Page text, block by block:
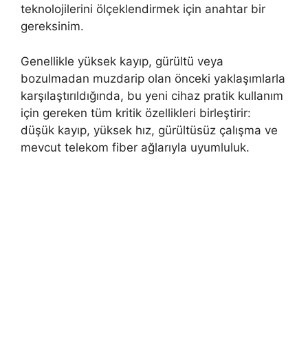
teknolojilerini ölçeklendirmek için anahtar bir
gereksinim.
Genellikle yüksek kayıp, gürültü veya
bozulmadan muzdarip olan önceki yaklaşımlarla
karşılaştırıldığında, bu yeni cihaz pratik kullanım
için gereken tüm kritik özellikleri birleştirir:
düşük kayıp, yüksek hız, gürültüsüz çalışma ve
mevcut telekom fiber ağlarıyla uyumluluk.